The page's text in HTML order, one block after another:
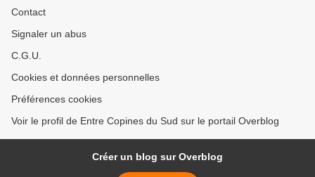
Contact
Signaler un abus
C.G.U.
Cookies et données personnelles
Préférences cookies
Voir le profil de Entre Copines du Sud sur le portail Overblog
Créer un blog sur Overblog